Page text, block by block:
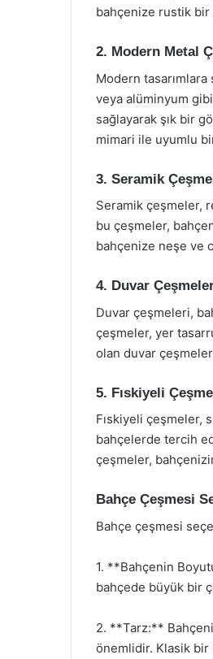
bahçenize rustik
2. Modern Metal
Modern
veya alüminyum
sağlayarak şık bir
mimari ile uyumlu
3. Seramik
Seramik çeşmeler,
bu çeşmeler,
bahçenize neşe ve
4. Duvar
Duvar çeşmeleri,
çeşmeler, yer
olan duvar
5. Fıskiyeli
Fıskiyeli çeşmeler,
bahçelerde tercih
çeşmeler,
Bahçe Çeşmesi
Bahçe çeşmesi
1. **Bahçenin
bahçede büyük bir
2. **Tarz:**
önemlidir. Klasik